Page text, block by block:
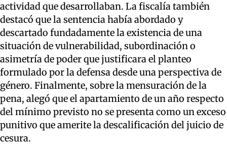
actividad que desarrollaban. La fiscalía también
destacó que la sentencia había abordado y
descartado fundadamente la existencia de una
situación de vulnerabilidad, subordinación o
asimetría de poder que justificara el planteo
formulado por la defensa desde una perspectiva de
género. Finalmente, sobre la mensuración de la
pena, alegó que el apartamiento de un año respecto
del mínimo previsto no se presenta como un exceso
punitivo que amerite la descalificación del juicio de
cesura.